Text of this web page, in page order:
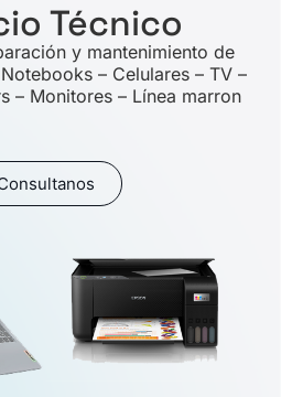
Técnico
y mantenimiento de
– Celulares – TV –
– Monitores – Línea marron